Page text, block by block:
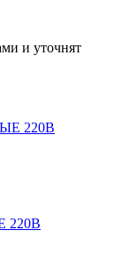
и уточнят
220В